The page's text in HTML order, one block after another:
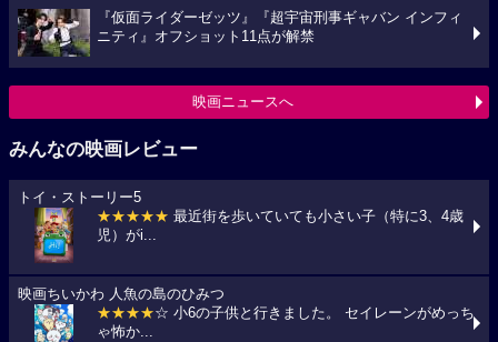
『仮面ライダーゼッツ』『超宇宙刑事ギャバン インフィ
ニティ』オフショット11点が解禁
映画ニュースへ
みんなの映画レビュー
トイ・ストーリー5
★★★★★ 最近街を歩いていても小さい子（特に3、4歳
児）がi...
映画ちいかわ 人魚の島のひみつ
★★★★☆ 小6の子供と行きました。 セイレーンがめっち
ゃ怖か...